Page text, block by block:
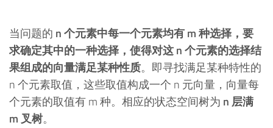
当问题的 n 个元素中每一个元素均有 m 种选择，要
求确定其中的一种选择，使得对这 n 个元素的选择结
果组成的向量满足某种性质。即寻找满足某种特性的
n 个元素取值，这些取值构成一个 n 元向量，向量每
个元素的取值有 m 种。相应的状态空间树为 n 层满
m 叉树。